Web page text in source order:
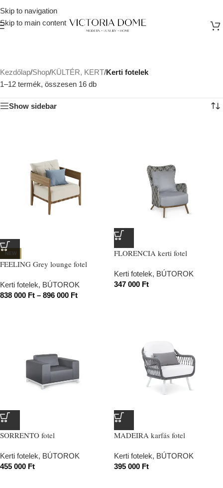
Skip to navigation
Skip to main content
Kezdőlap/Shop/KÜLTÉR, KERT/Kerti fotelek
1–12 termék, összesen 16 db
Show sidebar
NEW
FEELING Grey lounge fotel
Kerti fotelek, BÚTOROK
838 000 Ft – 896 000 Ft
FLORENCIA kerti fotel
Kerti fotelek, BÚTOROK
347 000 Ft
SORRENTO fotel
Kerti fotelek, BÚTOROK
455 000 Ft
MADEIRA karfás fotel
Kerti fotelek, BÚTOROK
395 000 Ft